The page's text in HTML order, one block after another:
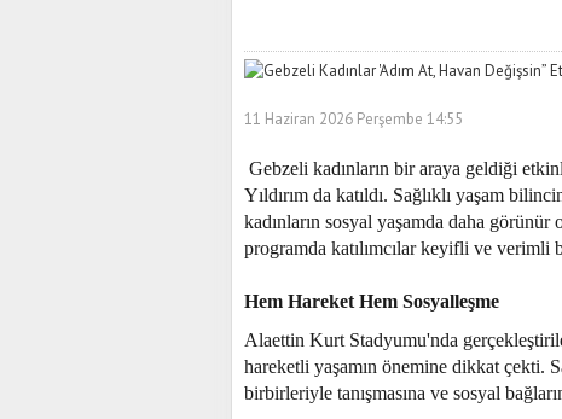
11 Haziran 2026 Perşembe 14:55
Gebzeli kadınların bir araya geldiği
Yıldırım da katıldı. Sağlıklı yaşam
kadınların sosyal yaşamda daha görünür
programda katılımcılar keyifli ve verimli
Hem Hareket Hem Sosyalleşme
Alaettin Kurt Stadyumu'nda
hareketli yaşamın önemine dikkat çekti.
birbirleriyle tanışmasına ve sosyal